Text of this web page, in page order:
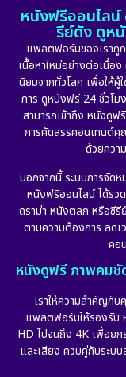
Detective สืบส
Detective สืบส
Disaster
Disney+
Drama ดราม่า
Dystopian
Emotional
Epic มหากาพย์
Erotic
1974
หนังฟรีออนไลน์
รีย์ดัง ดูห
แพลตฟอร์มของเราถู
เนื้อหาใหม่อย่างต่อเนื่อ
นิยมจากทั่วโลก เพื่อให้
การ ดูหนังฟรี 24 ชั่วโม
สามารถเข้าถึง หนังดูฟ
การคัดสรรคอนเทนต์คุ
ด้วยควา
นอกจากนี้ ระบบการจัด
หนังฟรีออนไลน์ ได้รว
ดราม่า หนังตลก หรือซี
ตามความต้องการ ลดเ
คอ
หนังดูฟรี ภาพคม
เราให้ความสำคัญกั
แพลตฟอร์มให้รองรับ
HD ไปจนถึง 4K เพื่อย
และเสียง ควบคู่กับระบ